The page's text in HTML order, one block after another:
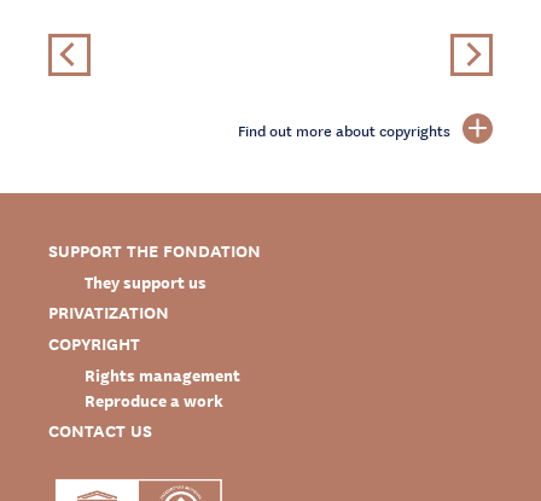
Find out more about copyrights
SUPPORT THE FONDATION
They support us
PRIVATIZATION
COPYRIGHT
Rights management
Reproduce a work
CONTACT US